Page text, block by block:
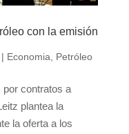
con la emisión
| Economia, Petróleo
por contratos a
plantea la
la oferta a los